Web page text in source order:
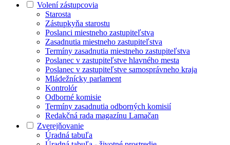
Volení zástupcovia
Starosta
Zástupkyňa starostu
Poslanci miestneho zastupiteľstva
Zasadnutia miestneho zastupiteľstva
Termíny zasadnutia miestneho zastupiteľstva
Poslanec v zastupiteľstve hlavného mesta
Poslanec v zastupiteľstve samosprávneho kraja
Mládežnícky parlament
Kontrolór
Odborné komisie
Termíny zasadnutia odborných komisií
Redakčná rada magazínu Lamačan
Zverejňovanie
Úradná tabuľa